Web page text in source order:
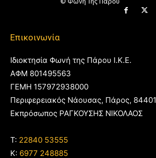
Επικοινωνία
Ιδιοκτησία Φωνή της Πάρου Ι.Κ.Ε.
ΑΦΜ 801495563
ΓΕΜΗ 157972938000
Περιφερειακός Νάουσας, Πάρος, 84401
Εκπρόσωπος ΡΑΓΚΟΥΣΗΣ ΝΙΚΟΛΑΟΣ
T: 22840 53555
Κ: 6977 248885